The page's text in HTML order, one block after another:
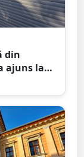
din
ajuns la